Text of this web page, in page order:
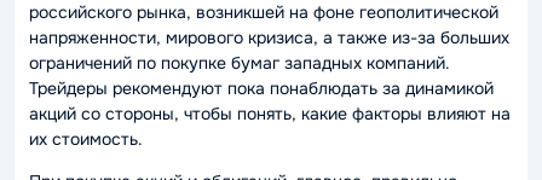
российского рынка, возникшей на фоне геополитической
напряженности, мирового кризиса, а также из-за больших
ограничений по покупке бумаг западных компаний.
Трейдеры рекомендуют пока понаблюдать за динамикой
акций со стороны, чтобы понять, какие факторы влияют на
их стоимость.